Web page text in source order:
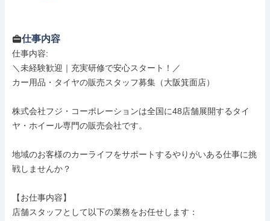
仕事内容
仕事内容:
＼未経験歓迎｜充実研修で安心スタート！／
カー用品・タイヤの販売スタッフ募集（大阪箕面店）
株式会社フジ・コーポレーションは全国に48店舗展開するタイ
ヤ・ホイール専門の販売会社です。
地域のお客様のカーライフをサポートするやりがいある仕事に挑
戦しませんか？
【お仕事内容】
店舗スタッフとして以下の業務をお任せします：